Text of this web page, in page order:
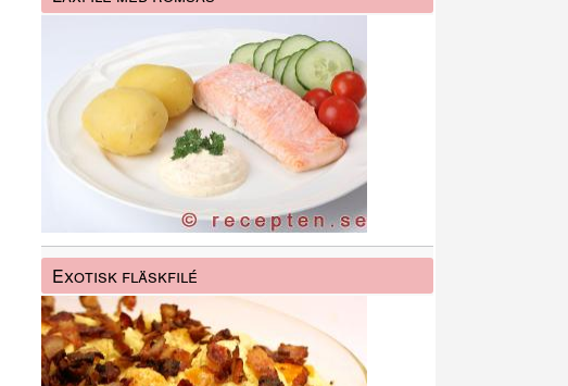
Exotisk fläskfilé